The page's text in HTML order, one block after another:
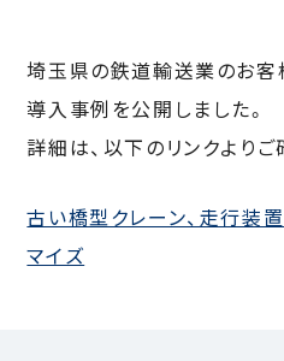
その他サービス
事例
よくあるご質問
採用情報
埼玉県の鉄道輸送業のお客
導入事例を公開しました。
詳細は、以下のリンクよりご
古い橋型クレーン、走行装
マイズ